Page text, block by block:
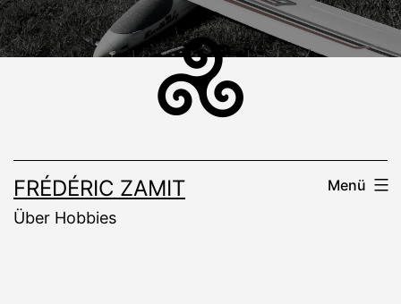
Zum
Inhalt
FRÉDÉRIC ZAMIT
Über Hobbies
Menü